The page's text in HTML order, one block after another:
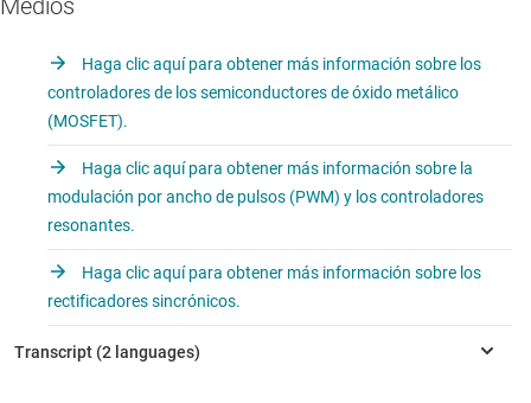
Medios
Haga clic aquí para obtener más información sobre los
controladores de los semiconductores de óxido metálico
(MOSFET).
Haga clic aquí para obtener más información sobre la
modulación por ancho de pulsos (PWM) y los controladores
resonantes.
Haga clic aquí para obtener más información sobre los
rectificadores sincrónicos.